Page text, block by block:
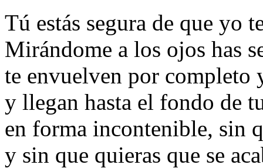
Tú estás segura de que yo
Mirándome a los ojos has
te envuelven por completo
y llegan hasta el fondo de
en forma incontenible, sin
y sin que quieras que se